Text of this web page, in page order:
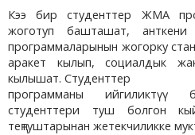
Кээ бир студенттер ЖМА
жоготуп башташат,
программаларынын жогорку
аракет кылып, социалдык
кылышат. Студенттер
программаны
студенттери туш болгон
теңтуштарынан жетекчиликке